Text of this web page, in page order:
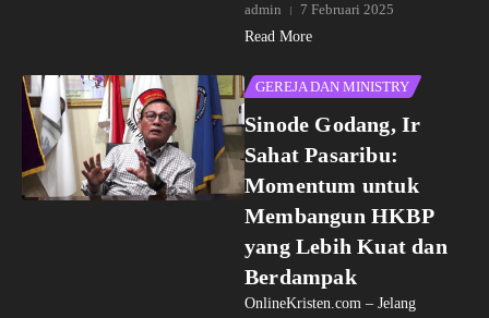
admin
7 Februari 2025
Read More
GEREJA DAN MINISTRY
Sinode Godang, Ir
Sahat Pasaribu:
Momentum untuk
Membangun HKBP
yang Lebih Kuat dan
Berdampak
OnlineKristen.com – Jelang